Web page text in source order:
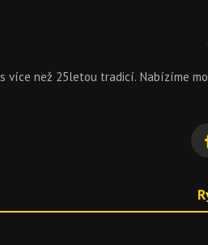
více než 25letou tradicí. Nabízíme